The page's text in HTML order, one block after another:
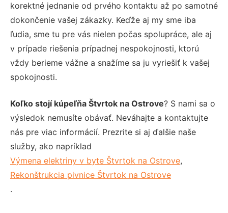
korektné jednanie od prvého kontaktu až po samotné
dokončenie vašej zákazky. Keďže aj my sme iba
ľudia, sme tu pre vás nielen počas spolupráce, ale aj
v prípade riešenia prípadnej nespokojnosti, ktorú
vždy berieme vážne a snažíme sa ju vyriešiť k vašej
spokojnosti.
Koľko stojí kúpeľňa Štvrtok na Ostrove? S nami sa o
výsledok nemusíte obávať. Neváhajte a kontaktujte
nás pre viac informácií. Prezrite si aj ďalšie naše
služby, ako napríklad
Výmena elektriny v byte Štvrtok na Ostrove,
Rekonštrukcia pivnice Štvrtok na Ostrove
.